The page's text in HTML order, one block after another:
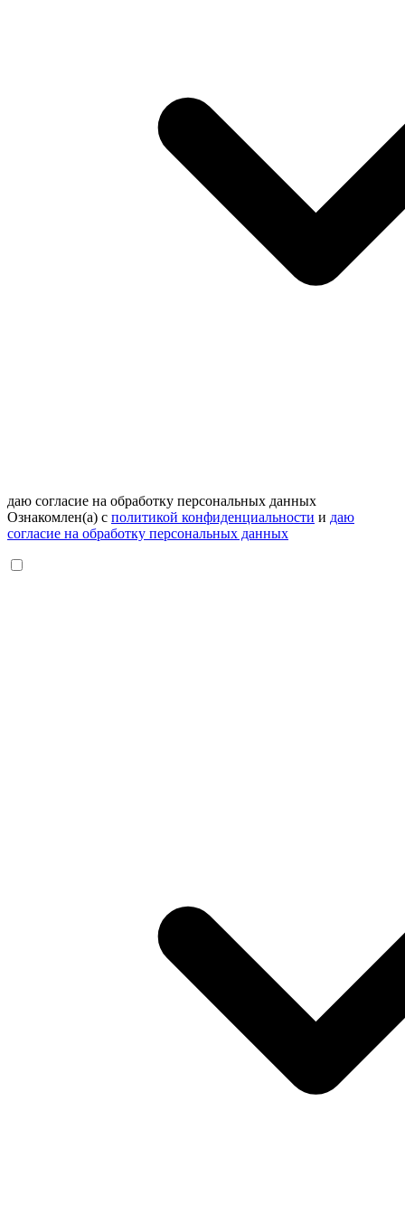
даю согласие на обработку персональных данных
Ознакомлен(а) с политикой конфиденциальности и даю
согласие на обработку персональных данных